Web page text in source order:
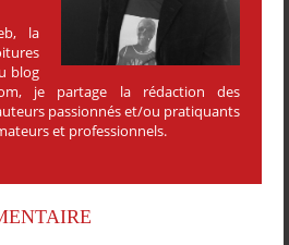
la
blog
je partage la rédaction des
passionnés et/ou pratiquants
et professionnels.